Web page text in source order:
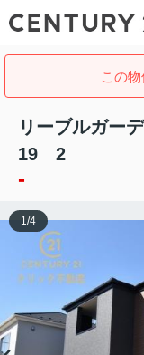
この
リーブルガー
19 2
-
1/4